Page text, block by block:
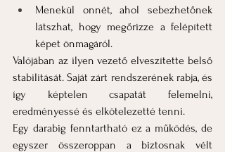
Menekül onnét, ahol sebezhetőnek
látszhat, hogy megőrizze a felépített
képet önmagáról.
Valójában az ilyen vezető elveszítette belső
stabilitását. Saját zárt rendszerének rabja, és
így képtelen csapatát felemelni,
eredményessé és elkötelezetté tenni.
Egy darabig fenntartható ez a működés, de
egyszer összeroppan a biztosnak vélt